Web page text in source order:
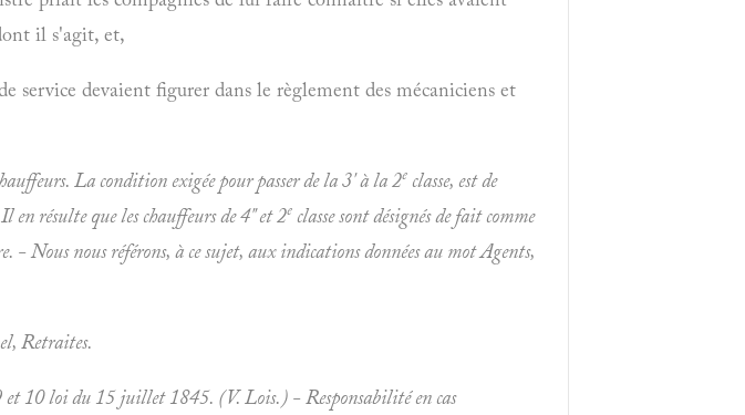
il s'agit, et,
service devaient figurer dans le règlement des mécaniciens et
La condition exigée pour passer de la 3' à la 2e classe, est de
résulte que les chauffeurs de 4" et 2e classe sont désignés de fait comme
- Nous nous référons, à ce sujet, aux indications données au motAgents,
Retraites.
et 10 loi du 15 juillet 1845. (V.Lois.) - Responsabilité en cas